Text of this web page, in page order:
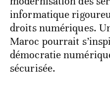
informatique
droits numériques.
Maroc pourrait
démocratie
sécurisée.